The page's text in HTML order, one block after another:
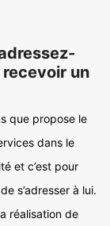
un
que propose le
dans le
et c’est pour
s’adresser à lui.
réalisation de